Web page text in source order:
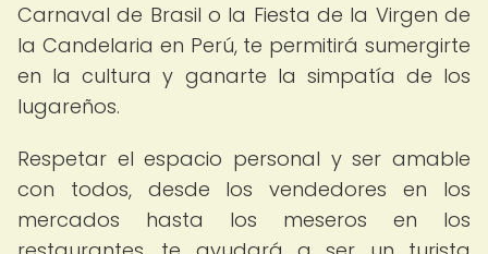
Carnaval de Brasil o la Fiesta de la Virgen de
la Candelaria en Perú, te permitirá sumergirte
en la cultura y ganarte la simpatía de los
lugareños.
Respetar el espacio personal y ser amable
con todos, desde los vendedores en los
mercados hasta los meseros en los